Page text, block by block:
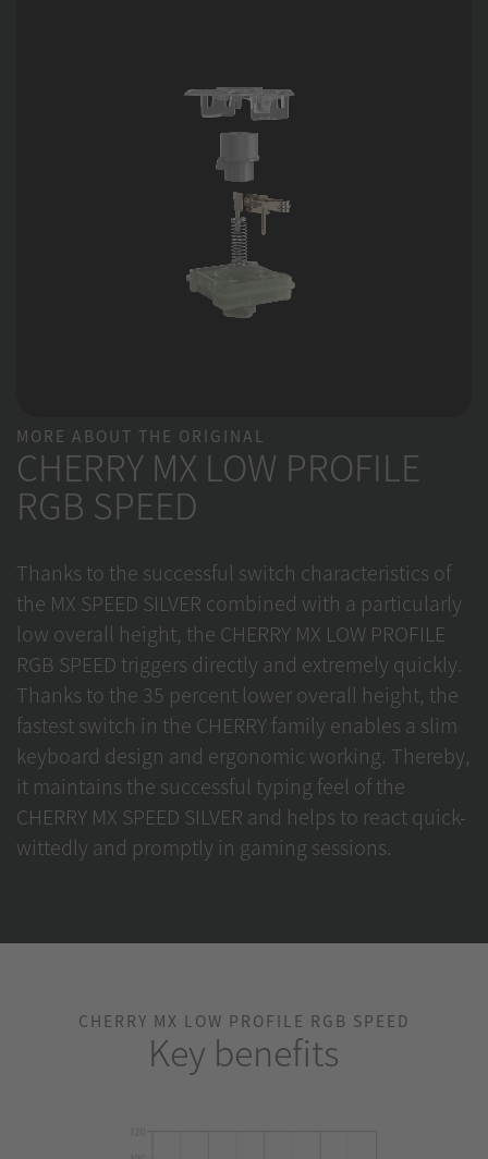
MORE ABOUT THE ORIGINAL
CHERRY MX LOW PROFILE
RGB SPEED
Thanks to the successful switch characteristics of
the MX SPEED SILVER combined with a particularly
low overall height, the CHERRY MX LOW PROFILE
RGB SPEED triggers directly and extremely quickly.
Thanks to the 35 percent lower overall height, the
fastest switch in the CHERRY family enables a slim
keyboard design and ergonomic working. Thereby,
it maintains the successful typing feel of the
CHERRY MX SPEED SILVER and helps to react quick-
wittedly and promptly in gaming sessions.
CHERRY MX LOW PROFILE RGB SPEED
Key benefits